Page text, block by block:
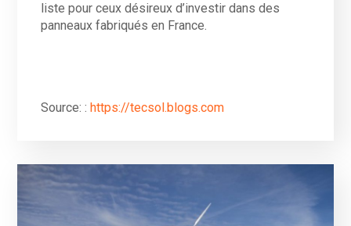
liste pour ceux désireux d’investir dans des
panneaux fabriqués en France.
Source: : https://tecsol.blogs.com